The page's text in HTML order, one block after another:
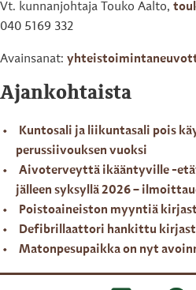
Vt. kunnanjohtaja Touko Aalto,
040 5169 332
Avainsanat:
Ajankohtaista
Kuntosali ja liikuntasali pois
perussiivouksen vuoksi
Aivoterveyttä ikääntyville -
jälleen syksyllä 2026 –
Poistoaineiston myyntiä
Defibrillaattori hankittu
Matonpesupaikka on nyt